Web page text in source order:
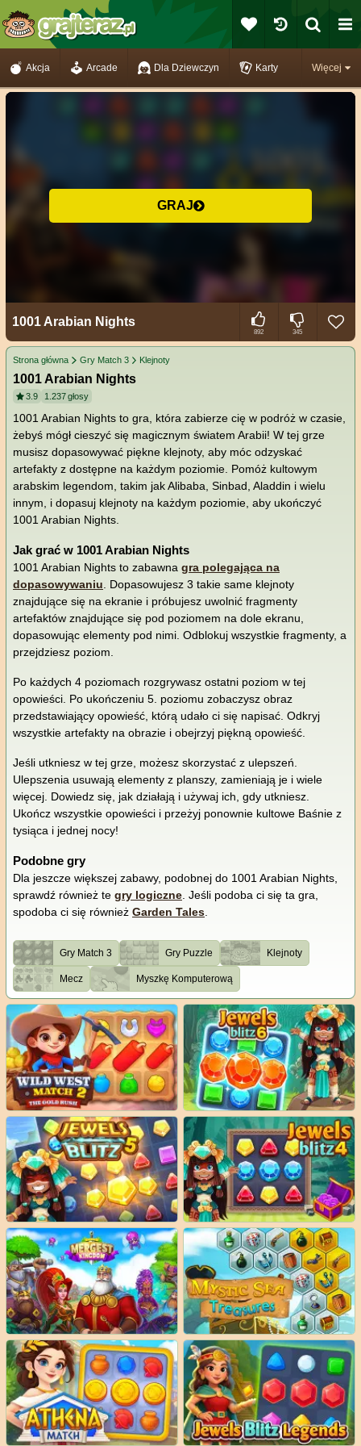
Więcej
Akcja Arcade Dla Dziewczyn Karty
GRAJ
1001 Arabian Nights
892 345
Strona główna Gry Match 3 Klejnoty
1001 Arabian Nights
3.9 1.237głosy
1001 Arabian Nights to gra, która zabierze cię w podróż w czasie,
żebyś mógł cieszyć się magicznym światem Arabii! W tej grze
musisz dopasowywać piękne klejnoty, aby móc odzyskać
artefakty z dostępne na każdym poziomie. Pomóż kultowym
arabskim legendom, takim jak Alibaba, Sinbad, Aladdin i wielu
innym, i dopasuj klejnoty na każdym poziomie, aby ukończyć
1001 Arabian Nights.
Jak grać w 1001 Arabian Nights
1001 Arabian Nights to zabawna gra polegająca na
dopasowywaniu. Dopasowujesz 3 takie same klejnoty
znajdujące się na ekranie i próbujesz uwolnić fragmenty
artefaktów znajdujące się pod poziomem na dole ekranu,
dopasowując elementy pod nimi. Odblokuj wszystkie fragmenty, a
przejdziesz poziom.
Po każdych 4 poziomach rozgrywasz ostatni poziom w tej
opowieści. Po ukończeniu 5. poziomu zobaczysz obraz
przedstawiający opowieść, którą udało ci się napisać. Odkryj
wszystkie artefakty na obrazie i obejrzyj piękną opowieść.
Jeśli utkniesz w tej grze, możesz skorzystać z ulepszeń.
Ulepszenia usuwają elementy z planszy, zamieniają je i wiele
więcej. Dowiedz się, jak działają i używaj ich, gdy utkniesz.
Ukończ wszystkie opowieści i przeżyj ponownie kultowe Baśnie z
tysiąca i jednej nocy!
Podobne gry
Dla jeszcze większej zabawy, podobnej do 1001 Arabian Nights,
sprawdź również te gry logiczne. Jeśli podoba ci się ta gra,
spodoba ci się również Garden Tales.
Gry Match 3 Gry Puzzle Klejnoty
Mecz Myszkę Komputerową